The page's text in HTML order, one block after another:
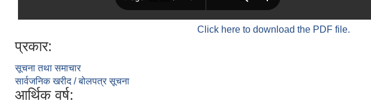
Click here to download the PDF file.
प्रकार:
सूचना तथा समाचार
सार्वजनिक खरीद / बोलपत्र सूचना
आर्थिक वर्ष: